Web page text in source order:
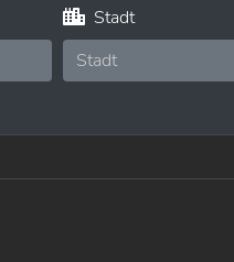
Stadt